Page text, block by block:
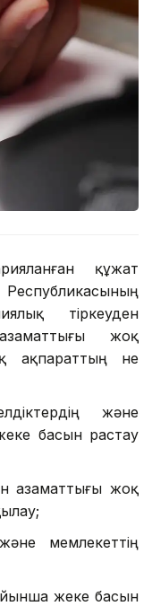
құжат
тіркеуден
жоқ
ақпараттың не
және
басын растау
азаматтығы жоқ
мемлекеттің
жеке басын